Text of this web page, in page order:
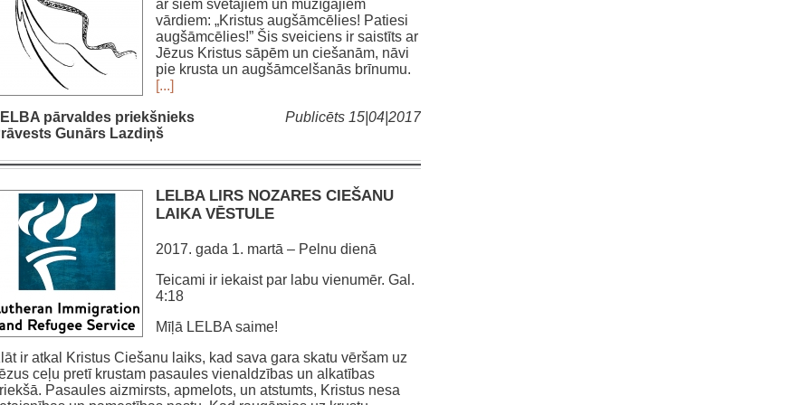
ar šiem svētajiem un mūžīgajiem
vārdiem: „Kristus augšāmcēlies! Patiesi
augšāmcēlies!” Šis sveiciens ir saistīts ar
Jēzus Kristus sāpēm un ciešanām, nāvi
pie krusta un augšāmcelšanās brīnumu.
[...]
Publicēts 15|04|2017
pārvaldes priekšnieks
Gunārs Lazdiņš
LELBA LIRS NOZARES CIEŠANU
LAIKA VĒSTULE
2017. gada 1. martā – Pelnu dienā
Teicami ir iekaist par labu vienumēr. Gal.
4:18
Mīļā LELBA saime!
ir atkal Kristus Ciešanu laiks, kad sava gara skatu vēršam uz
ceļu pretī krustam pasaules vienaldzības un alkatības
Pasaules aizmirsts, apmelots, un atstumts, Kristus nesa